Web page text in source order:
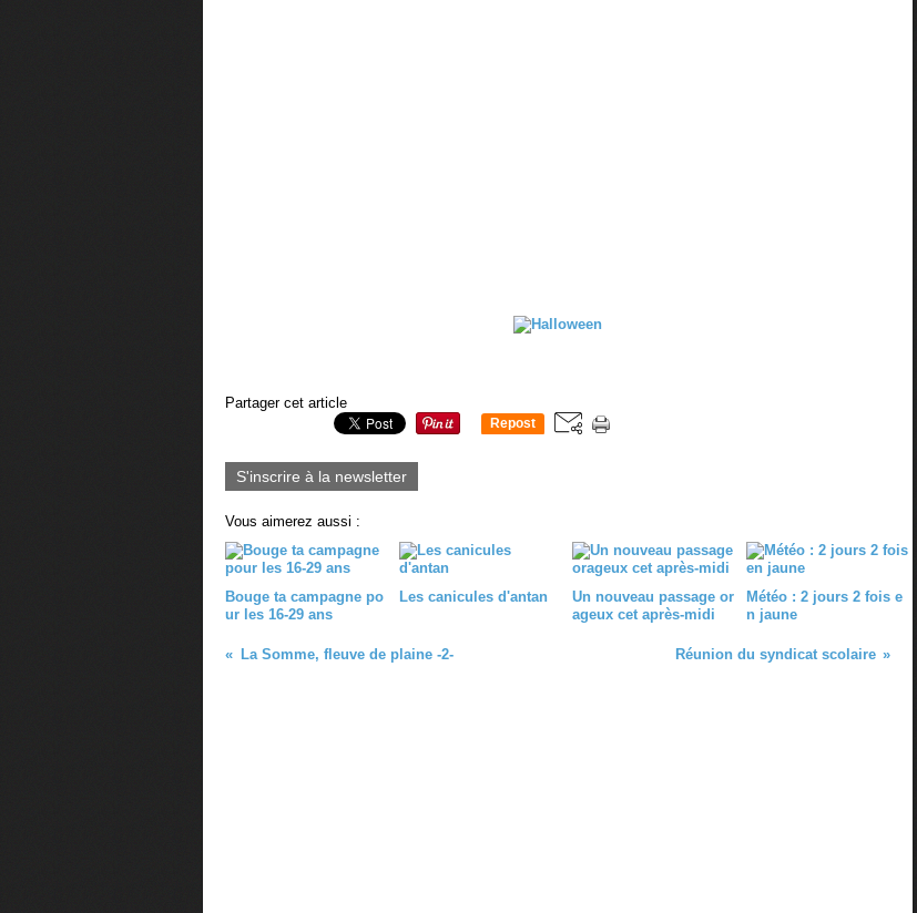
Partager cet article
Repost
S'inscrire à la newsletter
Vous aimerez aussi :
Bouge ta campagne po
ur les 16-29 ans
Les canicules d'antan
Un nouveau passage or
ageux cet après-midi
Météo : 2 jours 2 fois e
n jaune
La Somme, fleuve de plaine -2- Réunion du syndicat scolaire